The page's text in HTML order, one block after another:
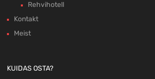
Rehvihotell
Kontakt
Meist
KUIDAS OSTA?